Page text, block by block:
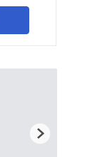
Next